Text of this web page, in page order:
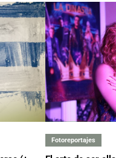
10/07/2026⏱️ --:--
10/07/2026 ⏱️ --:--
Fotoreportajes